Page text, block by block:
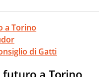
a Torino
di Gatti